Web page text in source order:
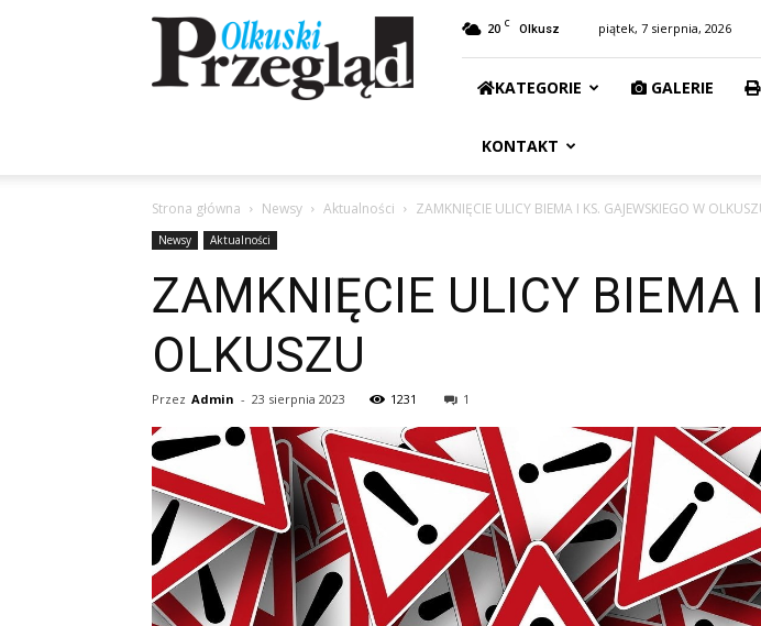
Przegląd
Olkuski
20 C Olkusz piątek, 7 sierpnia, 2026
KATEGORIE GALERIE
KONTAKT
Strona główna Newsy Aktualności ZAMKNIĘCIE ULICY BIEMA I KS. GAJEWSKIEGO W
Newsy Aktualności
ZAMKNIĘCIE ULICY BIEMA
OLKUSZU
Przez Admin - 23 sierpnia 2023 1231 1